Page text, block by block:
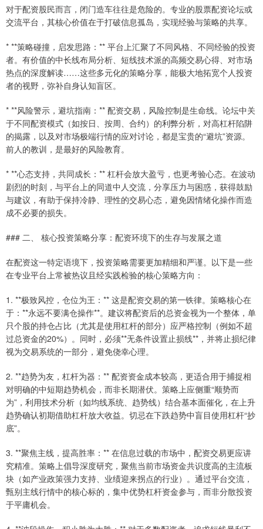
对于配资股民而言，闭门造车往往是危险的。专业的股票配资论坛或
交流平台，其核心价值在于打破信息孤岛，实现经验与策略的共享。
* **策略碰撞，启发思路：** 平台上汇聚了不同风格、不同经验的投资
者。有价值的中长线布局分析、短线技术派的高频交易心得、对市场
热点的深度解读……这些多元化的策略分享，能极大地拓宽个人投资
者的视野，弥补自身认知盲区。
* **风险警示，避坑指南：** 配资交易，风险控制是生命线。论坛中关
于不同配资模式（如按日、按周、合约）的利弊分析，对高杠杆陷阱
的揭露，以及对市场极端行情的应对讨论，都是宝贵的“避坑”资源。
前人的教训，是最好的风险教育。
* **心态支持，共同成长：** 杠杆会放大盈亏，也更考验心态。在波动
剧烈的时刻，与平台上的同道中人交流，分享压力与困惑，获得鼓励
与建议，有助于保持冷静、理性的交易心态，避免因情绪化操作而造
成不必要的损失。
### 二、 核心投资策略分享：配资环境下的生存与发展之道
在配资这一特定语境下，投资策略需要更加精细和严谨。以下是一些
在专业平台上常被热议且经实践检验的核心策略方向：
1. **极致风控，仓位为王：** 这是配资交易的第一铁律。策略核心在
于：**永远不要满仓操作**。建议将配资后的总资金视为一个整体，单
只个股的持仓占比（尤其是使用杠杆的部分）应严格控制（例如不超
过总资金的20%）。同时，必须**无条件设置止损线**，并将止损纪律
视为交易系统的一部分，避免侥幸心理。
2. **趋势为友，杠杆为器：** 配资资金成本较高，更适合用于捕捉相
对明确的中短期趋势机会，而非长期潜伏。策略上应侧重“顺势而
为”，利用技术分析（如均线系统、趋势线）结合基本面催化，在上升
趋势确认初期借助杠杆放大收益。切忌在下跌趋势中盲目使用杠杆“抄
底”。
3. **聚焦主线，提高胜率：** 在信息过载的市场中，配资交易更应讲
究精准。策略上倡导深度研究，聚焦当前市场资金共识度高的主流板
块（如产业政策强力支持、业绩迎来拐点的行业）。通过平台交流，
甄别主线行情中的核心标的，集中优势杠杆资金参与，而非分散投资
于平庸机会。